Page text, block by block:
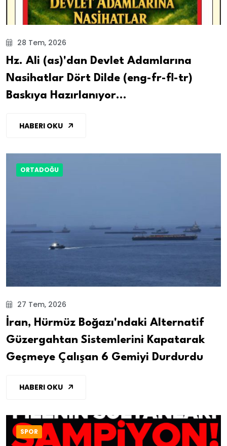
28 Tem, 2026
Hz. Ali (as)'dan Devlet Adamlarına
Nasihatlar Dört Dilde (eng-fr-fl-tr)
Baskıya Hazırlanıyor...
HABERI OKU
ORTADOĞU
27 Tem, 2026
İran, Hürmüz Boğazı'ndaki Alternatif
Güzergahtan Sistemlerini Kapatarak
Geçmeye Çalışan 6 Gemiyi Durdurdu
HABERI OKU
SPOR